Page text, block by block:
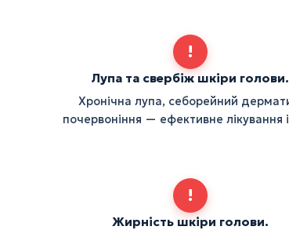
!
Лупа та свербіж шкіри голови.
Хронічна лупа, себорейний
почервоніння — ефективне лікування
!
Жирність шкіри голови.